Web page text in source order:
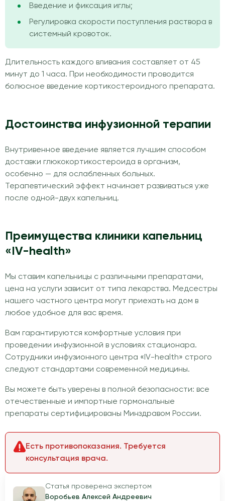
Введение и фиксация иглы;
Регулировка скорости поступления раствора в
системный кровоток.
Длительность каждого вливания составляет от 45
минут до 1 часа. При необходимости проводится
болюсное введение кортикостероидного препарата.
Достоинства инфузионной терапии
Внутривенное введение является лучшим способом
доставки глюкокортикостероида в организм,
особенно — для ослабленных больных.
Терапевтический эффект начинает развиваться уже
после одной-двух капельниц.
Преимущества клиники капельниц
«IV-health»
Мы ставим капельницы с различными препаратами,
цена на услуги зависит от типа лекарства. Медсестры
нашего частного центра могут приехать на дом в
любое удобное для вас время.
Вам гарантируются комфортные условия при
проведении инфузионной в условиях стационара.
Сотрудники инфузионного центра «IV-health» строго
следуют стандартами современной медицины.
Вы можете быть уверены в полной безопасности: все
отечественные и импортные гормональные
препараты сертифицированы Минздравом России.
Статья проверена экспертом
Воробьев Алексей Андреевич
Есть противопоказания. Требуется
консультация врача.